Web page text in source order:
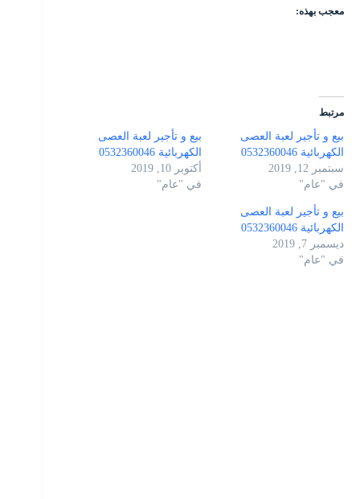
معجب بهذه:
مرتبط
بيع و تأجير لعبة العصى
الكهربائية 0532360046
سبتمبر 12, 2019
في "عام"
بيع و تأجير لعبة العصى
الكهربائية 0532360046
أكتوبر 10, 2019
في "عام"
بيع و تأجير لعبة العصى
الكهربائية 0532360046
ديسمبر 7, 2019
في "عام"